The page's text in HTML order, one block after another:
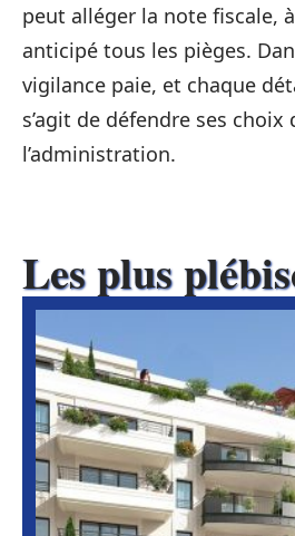
peut alléger la note fiscale,
anticipé tous les pièges.
vigilance paie, et chaque
s’agit de défendre ses choix
l’administration.
Les plus